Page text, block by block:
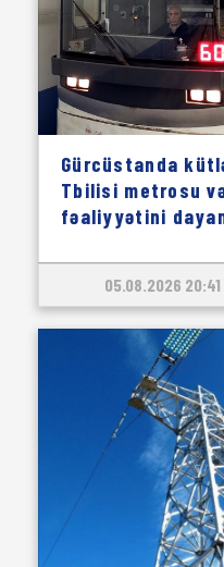
Gürcüstanda
Tbilisi metrosu
fəaliyyətini
05.08.2026 20:41